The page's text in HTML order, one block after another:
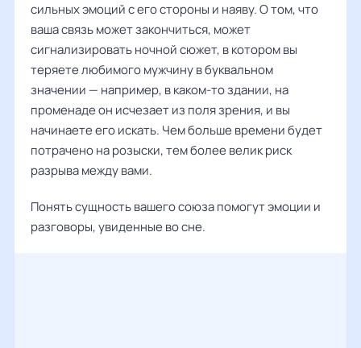
сильных эмоций с его стороны и наяву. О том, что
ваша связь может закончиться, может
сигнализировать ночной сюжет, в котором вы
теряете любимого мужчину в буквальном
значении — например, в каком-то здании, на
променаде он исчезает из поля зрения, и вы
начинаете его искать. Чем больше времени будет
потрачено на розыски, тем более велик риск
разрыва между вами.
Понять сущность вашего союза помогут эмоции и
разговоры, увиденные во сне.